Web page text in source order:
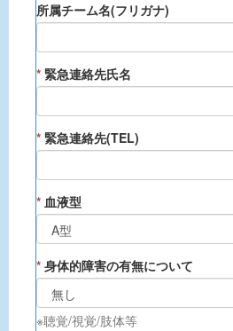
所属チーム名(フリガナ)
* 緊急連絡先氏名
* 緊急連絡先(TEL)
* 血液型
* 身体的障害の有無について
※聴覚/視覚/肢体等